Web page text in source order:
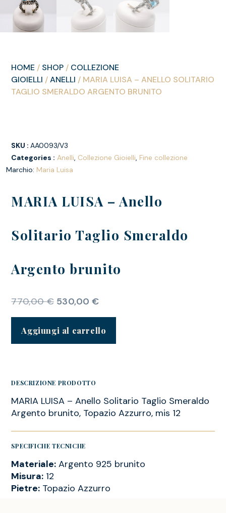
HOME / SHOP / COLLEZIONE
GIOIELLI /ANELLI / MARIA LUISA – ANELLO SOLITARIO
TAGLIO SMERALDO ARGENTO BRUNITO
SKU :AA0093/V3
Categories : Anelli, Collezione Gioielli, Fine collezione
Marchio: Maria Luisa
MARIA LUISA – Anello
Solitario Taglio Smeraldo
Argento brunito
770,00€ 530,00 €
Aggiungi al carrello
DESCRIZIONE PRODOTTO
MARIA LUISA – Anello Solitario Taglio Smeraldo
Argento brunito, Topazio Azzurro, mis 12
SPECIFICHE TECNICHE
Materiale: Argento 925 brunito
Misura: 12
Pietre: Topazio Azzurro